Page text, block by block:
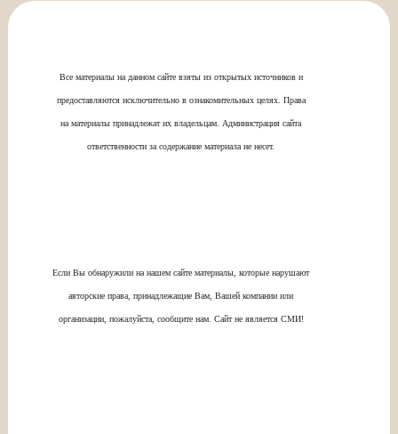
Все материалы на данном сайте взяты из открытых источников и
предоставляются исключительно в ознакомительных целях. Права
на материалы принадлежат их владельцам. Администрация сайта
ответственности за содержание материала не несет.
Если Вы обнаружили на нашем сайте материалы, которые нарушают
авторские права, принадлежащие Вам, Вашей компании или
организации, пожалуйста, сообщите нам. Сайт не является СМИ!